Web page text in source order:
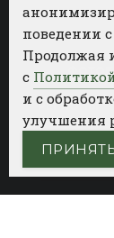
РЕГИОНЫ
поведении
Продолжая
с
и с
улучшения